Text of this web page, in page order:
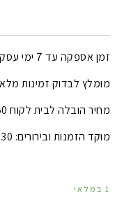
זמן אספקה עד 7 ימי עסקים ( לרוב מגיע לפני… )
מומלץ לבדוק זמינות
מחיר הובלה לבית לקוח 50 ש”ח
מוקד הזמנות ובירורים: 077-8053030 או בהודעות וואטספ
1 במלאי